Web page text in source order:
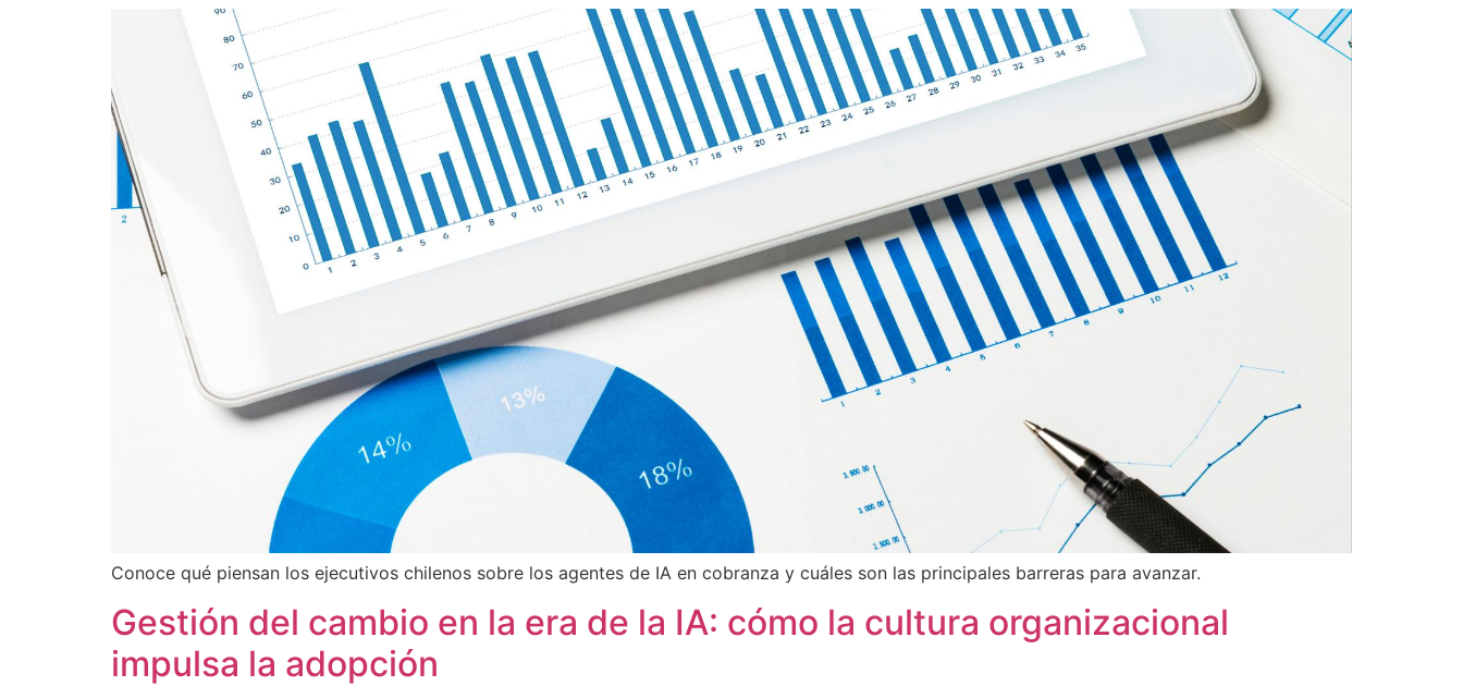
Conoce qué piensan los ejecutivos chilenos sobre los agentes de IA en cobranza y cuáles son las principales barreras para avanzar.
Gestión del cambio en la era de la IA: cómo la cultura organizacional
impulsa la adopción